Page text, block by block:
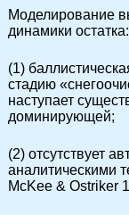
Моделирование
динамики остатка:
(1)
стадию
наступает
доминирующей;
(2) отсутствует
аналитическими
McKee & Ostriker